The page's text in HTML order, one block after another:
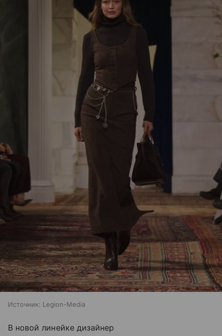
Источник: Legion-Media
В новой линейке дизайнер